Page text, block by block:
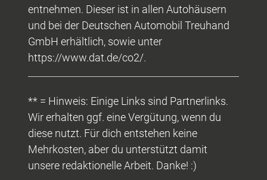
entnehmen. Dieser ist in allen Autohäusern
und bei der Deutschen Automobil Treuhand
GmbH erhältlich, sowie unter
https://www.dat.de/co2/.
** = Hinweis: Einige Links sind Partnerlinks.
Wir erhalten ggf. eine Vergütung, wenn du
diese nutzt. Für dich entstehen keine
Mehrkosten, aber du unterstützt damit
unsere redaktionelle Arbeit. Danke! :)